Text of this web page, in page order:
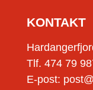
KONTAKT
Tlf. 474 79
E-post: